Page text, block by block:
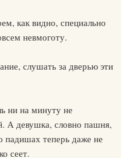
как видно, специально
невмоготу.
слушать за дверью эти
ни на минуту не
А девушка, словно пашня,
теперь даже не
сеет.